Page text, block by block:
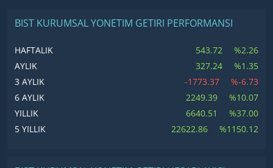
BIST KURUMSAL YONETIM GETIRI PERFORMANSI
HAFTALIK 543.72
%2.26
AYLIK
327.24
%1.35
3 AYLIK
-1773.37
%-6.73
6 AYLIK
2249.39
%10.07
YILLIK
6640.51
%37.00
5 YILLIK
22622.86 %1150.12